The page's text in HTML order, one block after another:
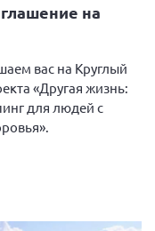
на
вас на Круглый
«Другая жизнь:
для людей с